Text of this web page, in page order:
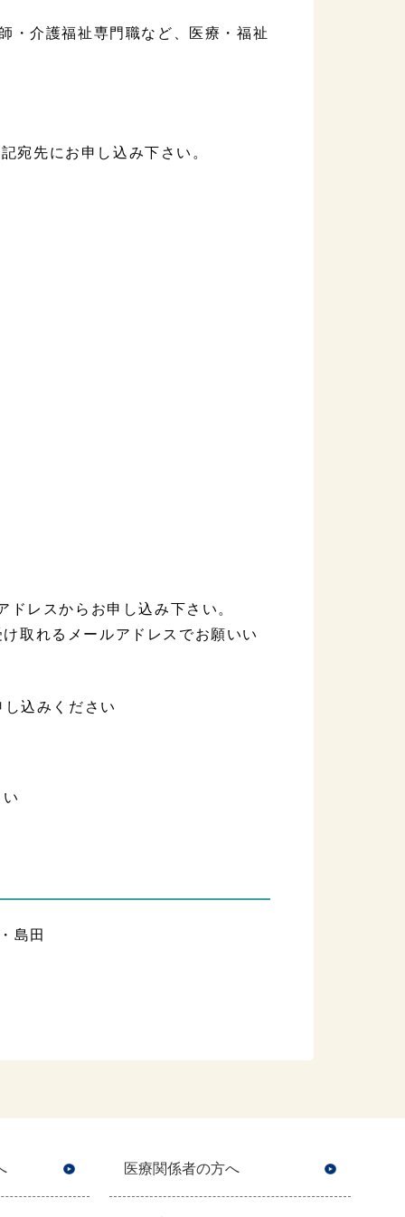
・介護福祉専門職など、医療・福祉
宛先にお申し込み下さい。
レスからお申し込み下さい。
取れるメールアドレスでお願いい
込みください
島田
医療関係者の方へ